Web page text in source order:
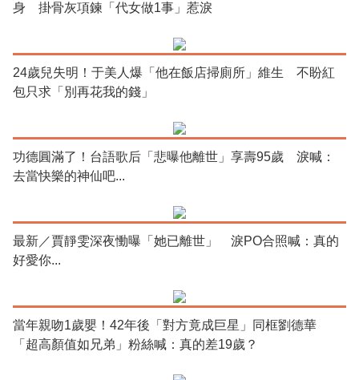
身 掛骨灰項鍊「代女做1事」惹淚
24歲兒失明！于美人爆「他在飯店掃廁所」維生 不盼紅
包只求「別再花我的錢」
功德圓滿了！台語歌后「悲曝他離世」享壽95歲 淚喊：
去當快樂的神仙吧...
最新／賈靜雯深夜慟曝「她已離世」 淚PO合照喊：真的
好愛你...
當年親吻1歲嬰！42年後「對方竟成巨星」同框劉德華
「超高顏值如兄弟」粉絲喊：真的差19歲？